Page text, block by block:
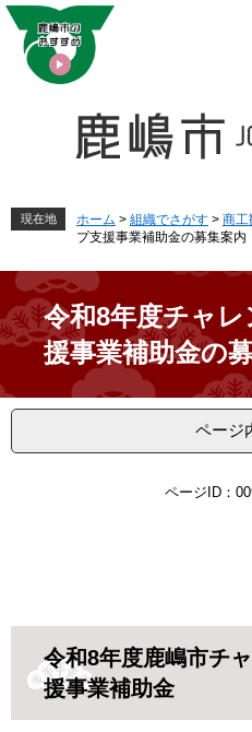
ペ
メ
現在地 ホーム > 組織でさがす > 商工
プ支援事業補助金の募集案内
令和8年度チャ
援事業補助金の
ページ
ページID：
令和8年度鹿嶋市チ
援事業補助金